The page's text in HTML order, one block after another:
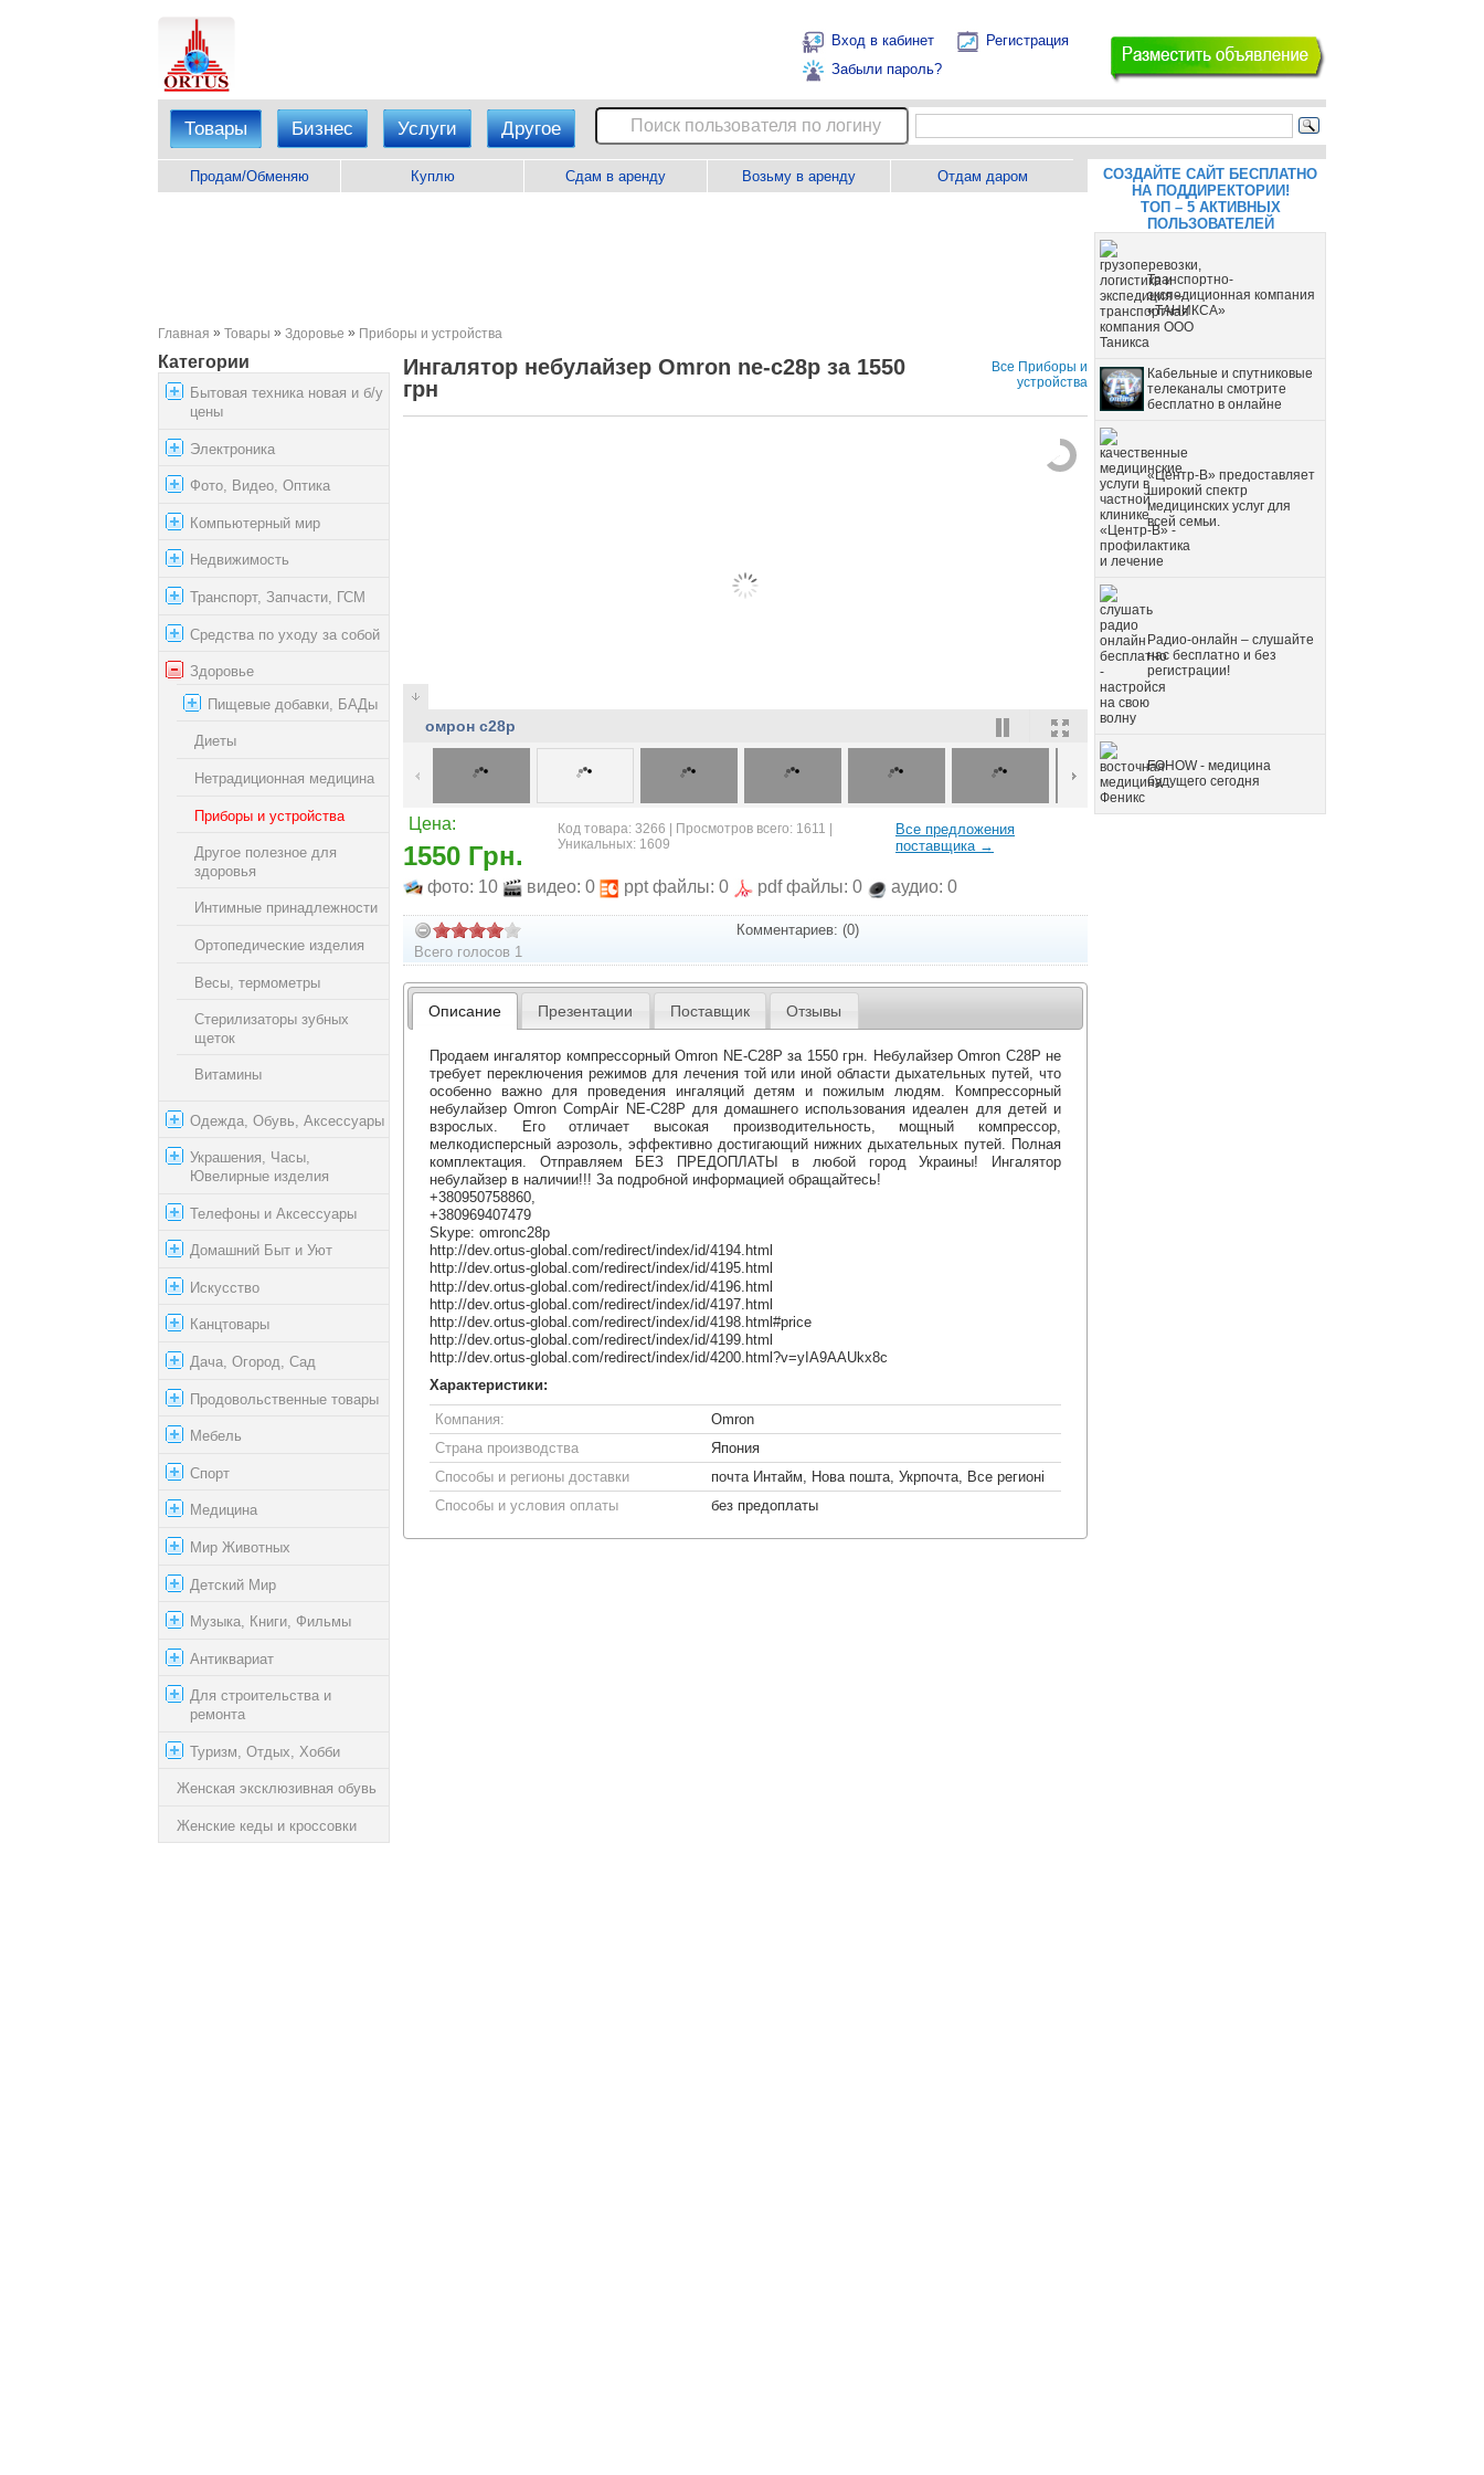
Вход в кабинет
Регистрация
Забыли пароль?
Товары Бизнес Услуги Другое
Продам/Обменяю Куплю Сдам в аренду Возьму в аренду Отдам даром
Главная » Товары » Здоровье » Приборы и устройства
Категории
Бытовая техника новая и б/у
цены
Электроника
Фото, Видео, Оптика
Компьютерный мир
Недвижимость
Транспорт, Запчасти, ГСМ
Средства по уходу за собой
Здоровье
Пищевые добавки, БАДы
Диеты
Нетрадиционная медицина
Приборы и устройства
Другое полезное для
здоровья
Интимные принадлежности
Ортопедические изделия
Весы, термометры
Стерилизаторы зубных
щеток
Витамины
Одежда, Обувь, Аксессуары
Украшения, Часы,
Ювелирные изделия
Телефоны и Аксессуары
Домашний Быт и Уют
Искусство
Канцтовары
Дача, Огород, Сад
Продовольственные товары
Мебель
Спорт
Медицина
Мир Животных
Детский Мир
Музыка, Книги, Фильмы
Антиквариат
Для строительства и
ремонта
Туризм, Отдых, Хобби
Женская эксклюзивная обувь
Женские кеды и кроссовки
Ингалятор небулайзер Omron ne-c28p за 1550
грн
Все Приборы и
устройства
омрон с28р
Цена:
1550 Грн.
Код товара: 3266 | Просмотров всего: 1611 |
Уникальных: 1609
Все предложения
поставщика →
фото: 10 видео: 0 ppt файлы: 0 pdf файлы: 0 аудио: 0
Всего голосов 1
Комментариев: (0)
Описание Презентации Поставщик Отзывы
Продаем ингалятор компрессорный Omron NE-C28P за 1550 грн. Небулайзер Omron C28P не
требует переключения режимов для лечения той или иной области дыхательных путей, что
особенно важно для проведения ингаляций детям и пожилым людям. Компрессорный
небулайзер Omron CompAir NE-C28P для домашнего использования идеален для детей и
взрослых. Его отличает высокая производительность, мощный компрессор,
мелкодисперсный аэрозоль, эффективно достигающий нижних дыхательных путей. Полная
комплектация. Отправляем БЕЗ ПРЕДОПЛАТЫ в любой город Украины! Ингалятор
небулайзер в наличии!!! За подробной информацией обращайтесь!
+380950758860,
+380969407479
Skype: omronc28p
http://dev.ortus-global.com/redirect/index/id/4194.html
http://dev.ortus-global.com/redirect/index/id/4195.html
http://dev.ortus-global.com/redirect/index/id/4196.html
http://dev.ortus-global.com/redirect/index/id/4197.html
http://dev.ortus-global.com/redirect/index/id/4198.html#price
http://dev.ortus-global.com/redirect/index/id/4199.html
http://dev.ortus-global.com/redirect/index/id/4200.html?v=yIA9AAUkx8c
Характеристики:
Компания:
Omron
Страна производства
Япония
Способы и регионы доставки
почта Интайм, Нова пошта, Укрпочта, Все регионі
Способы и условия оплаты
без предоплаты
СОЗДАЙТЕ САЙТ БЕСПЛАТНО
НА ПОДДИРЕКТОРИИ!
ТОП – 5 АКТИВНЫХ
ПОЛЬЗОВАТЕЛЕЙ
Транспортно-
экспедиционная компания
«ТАНИКСА»
Кабельные и спутниковые
телеканалы смотрите
бесплатно в онлайне
«Центр-В» предоставляет
широкий спектр
медицинских услуг для
всей семьи.
Радио-онлайн – слушайте
нас бесплатно и без
регистрации!
FOHOW - медицина
будущего сегодня